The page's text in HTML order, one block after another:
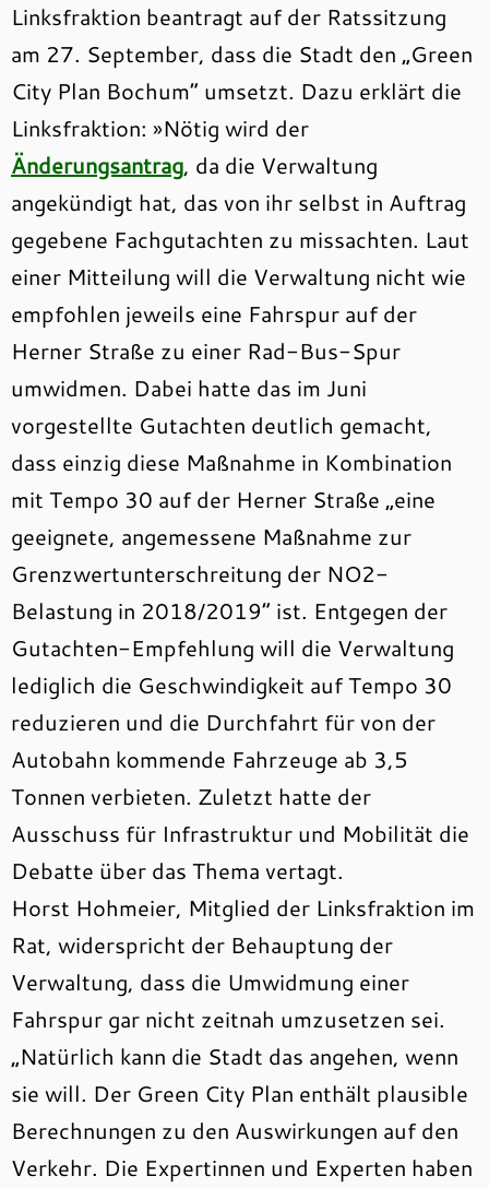
Linksfraktion beantragt auf der Ratssitzung
am 27. September, dass die Stadt den „Green
City Plan Bochum“ umsetzt. Dazu erklärt die
Linksfraktion: »Nötig wird der
Änderungsantrag, da die Verwaltung
angekündigt hat, das von ihr selbst in Auftrag
gegebene Fachgutachten zu missachten. Laut
einer Mitteilung will die Verwaltung nicht wie
empfohlen jeweils eine Fahrspur auf der
Herner Straße zu einer Rad-Bus-Spur
umwidmen. Dabei hatte das im Juni
vorgestellte Gutachten deutlich gemacht,
dass einzig diese Maßnahme in Kombination
mit Tempo 30 auf der Herner Straße „eine
geeignete, angemessene Maßnahme zur
Grenzwertunterschreitung der NO2-
Belastung in 2018/2019“ ist. Entgegen der
Gutachten-Empfehlung will die Verwaltung
lediglich die Geschwindigkeit auf Tempo 30
reduzieren und die Durchfahrt für von der
Autobahn kommende Fahrzeuge ab 3,5
Tonnen verbieten. Zuletzt hatte der
Ausschuss für Infrastruktur und Mobilität die
Debatte über das Thema vertagt.
Horst Hohmeier, Mitglied der Linksfraktion im
Rat, widerspricht der Behauptung der
Verwaltung, dass die Umwidmung einer
Fahrspur gar nicht zeitnah umzusetzen sei.
„Natürlich kann die Stadt das angehen, wenn
sie will. Der Green City Plan enthält plausible
Berechnungen zu den Auswirkungen auf den
Verkehr. Die Expertinnen und Experten haben